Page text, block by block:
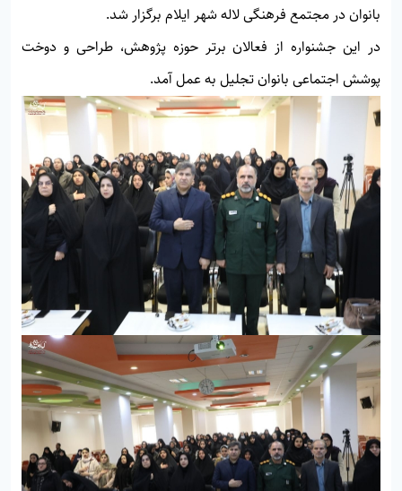
بانوان در مجتمع فرهنگی لاله شهر ایلام برگزار شد.
در این جشنواره از فعالان برتر حوزه پژوهش، طراحی و دوخت
پوشش اجتماعی بانوان تجلیل به عمل آمد.